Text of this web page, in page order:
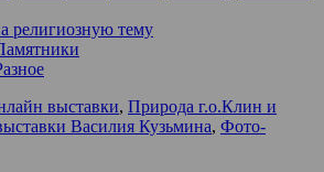
религиозную тему
выставки, Природа г.о.Клин и
Василия Кузьмина, Фото-